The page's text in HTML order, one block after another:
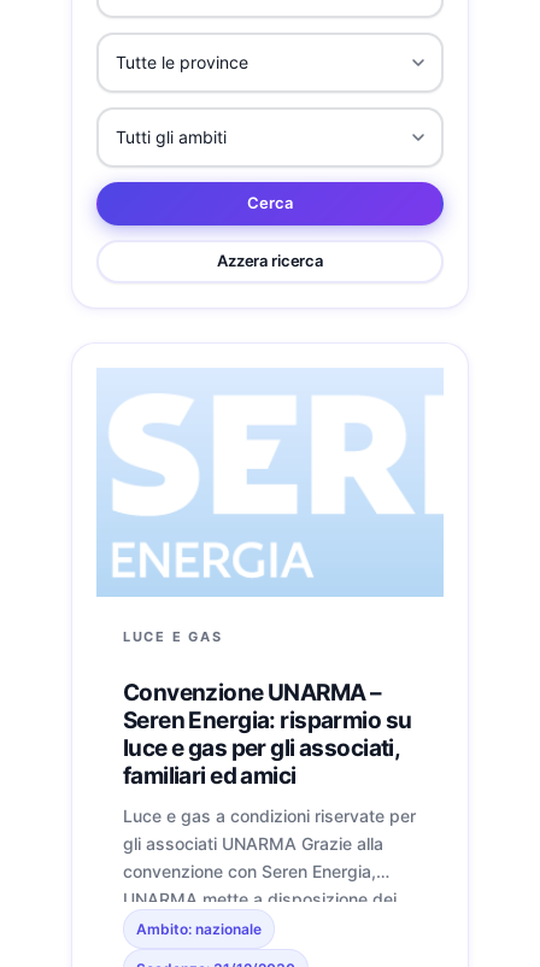
Cerca
Azzera ricerca
LUCE E GAS
Convenzione UNARMA –
Seren Energia: risparmio su
luce e gas per gli associati,
familiari ed amici
Luce e gas a condizioni riservate per
gli associati UNARMA Grazie alla
convenzione con Seren Energia,
UNARMA mette a disposizione dei
propri associati, dei loro familiari e
amici offerte esclusive su energia
Ambito: nazionale